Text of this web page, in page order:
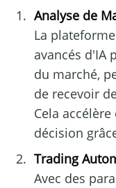
Analyse de
La
avancés d'IA
du marché,
de recevoir
Cela
décision
Trading
Avec des